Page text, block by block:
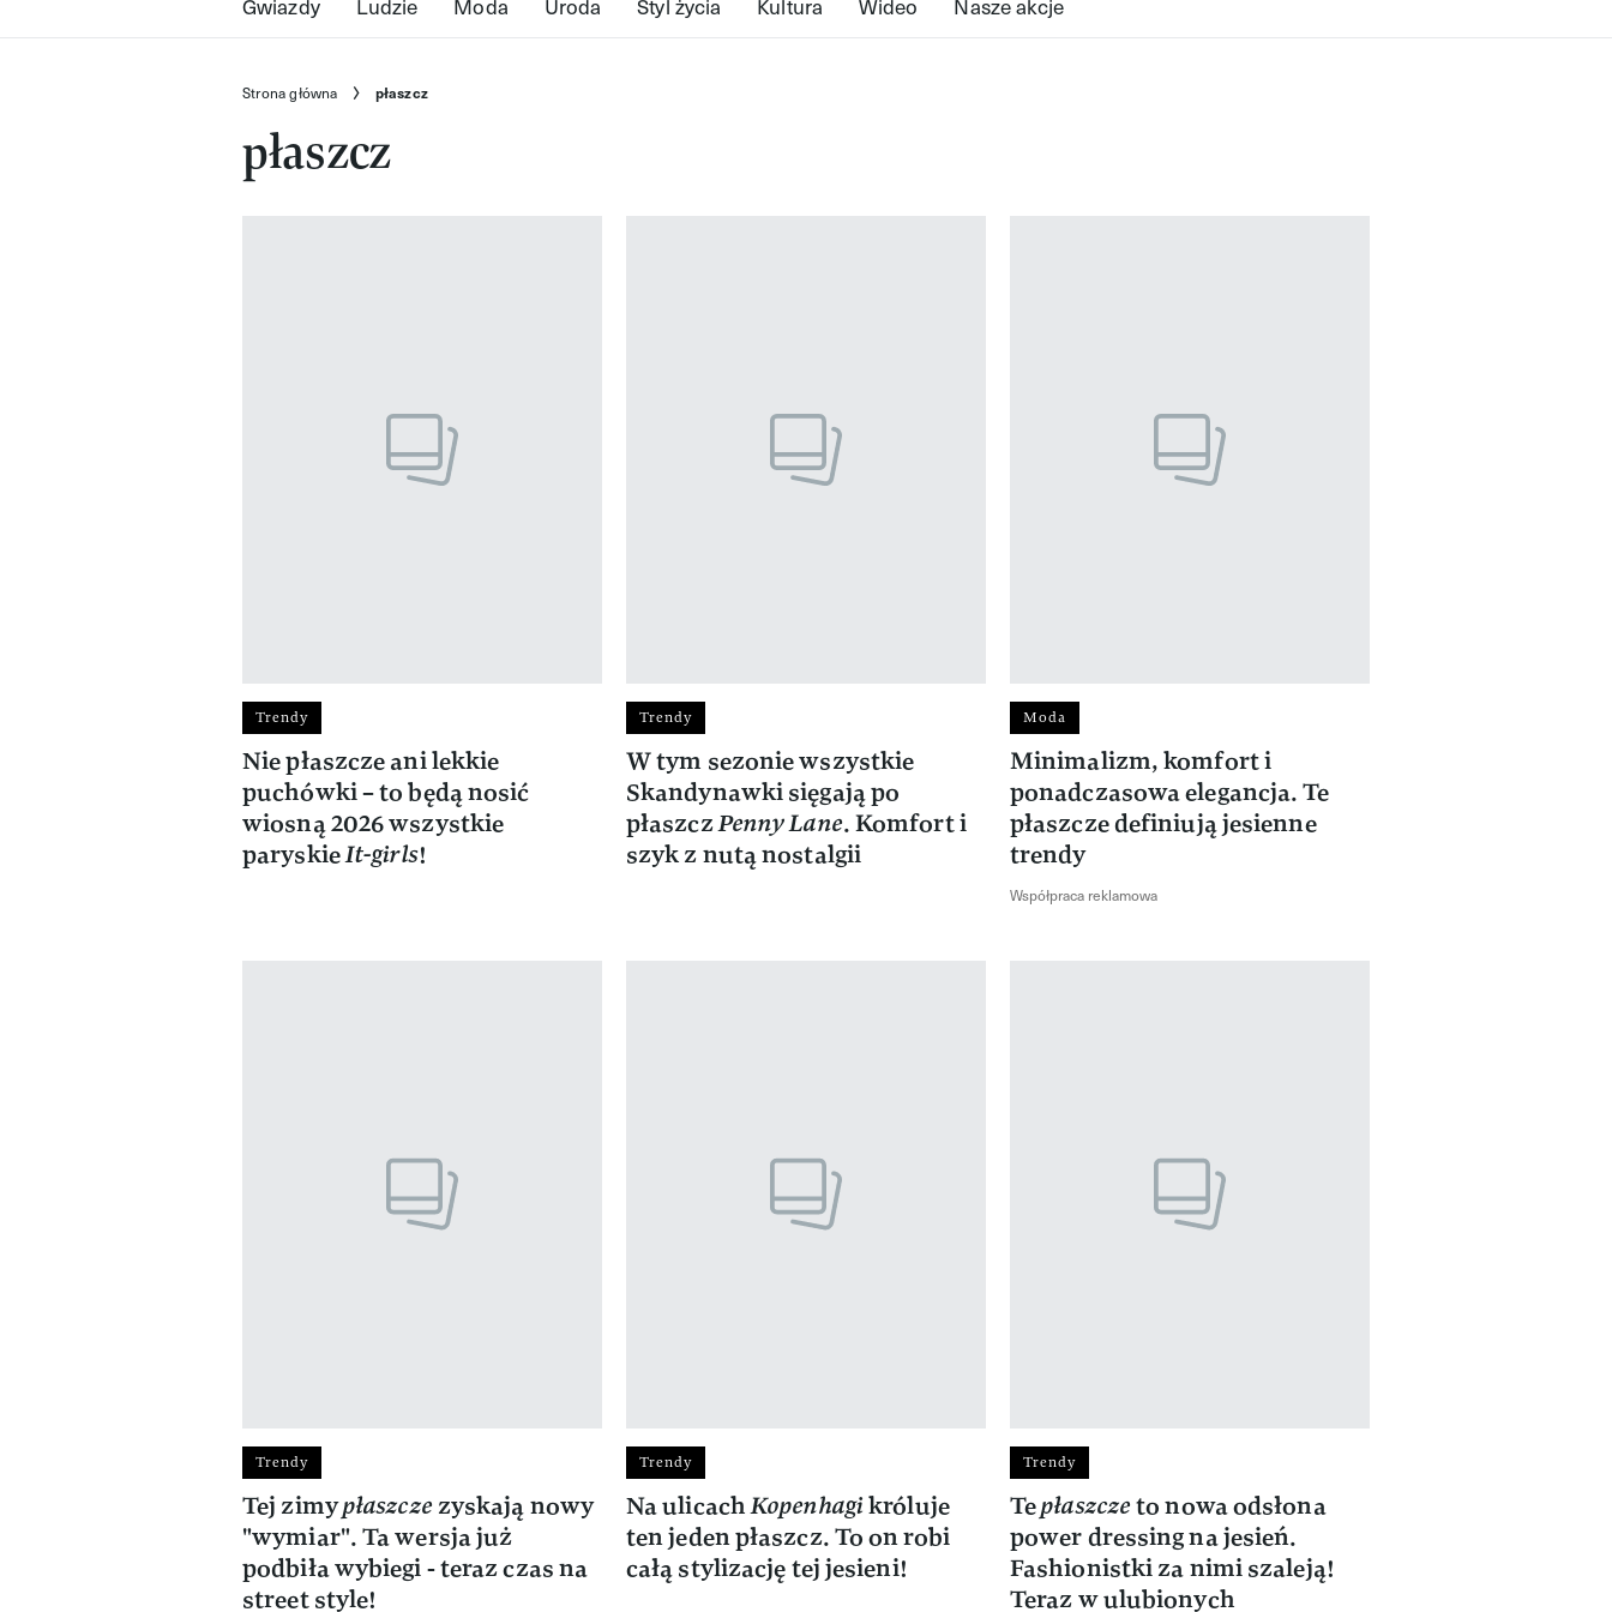
Strona główna płaszcz
płaszcz
Trendy
Nie płaszcze ani lekkie
puchówki – to będą nosić
wiosną 2026 wszystkie
paryskieIt-girls!
Trendy
W tym sezonie wszystkie
Skandynawki sięgają po
płaszczPenny Lane. Komfort i
szyk z nutą nostalgii
Moda
Minimalizm, komfort i
ponadczasowa elegancja. Te
płaszcze definiują jesienne
trendy
Współpraca reklamowa
Trendy
Tej zimypłaszczezyskają nowy
"wymiar". Ta wersja już
podbiła wybiegi - teraz czas na
street style!
Trendy
Na ulicachKopenhagikróluje
ten jeden płaszcz. To on robi
całą stylizację tej jesieni!
Trendy
Tepłaszczeto nowa odsłona
power dressing na jesień.
Fashionistki za nimi szaleją!
Teraz w ulubionych